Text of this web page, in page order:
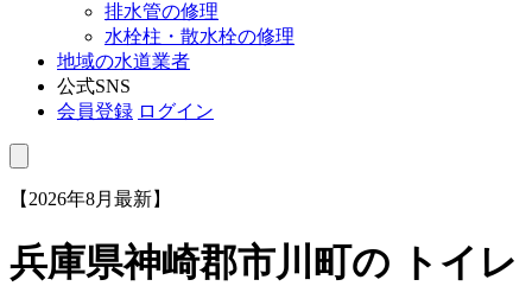
排水管の修理
水栓柱・散水栓の修理
地域の水道業者
公式SNS
会員登録 ログイン
【2026年8月最新】
兵庫県神崎郡市川町の トイレ